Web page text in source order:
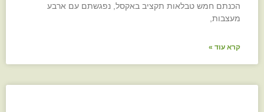
הכנתם חמש טבלאות תקציב באקסל, נפגשתם עם ארבע
מעצבות,
קרא עוד »